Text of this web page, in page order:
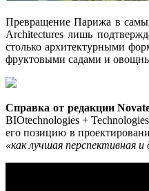
Превращение Парижа в
Architectures лишь
столько архитектурными
фруктовыми садами и
Справка от редакции
BIOtechnologies +
его позицию в
«как лучшая перспективная